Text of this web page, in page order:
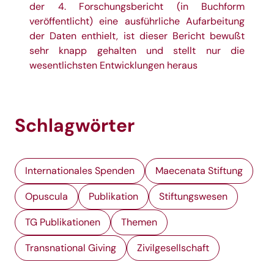
der 4. Forschungsbericht (in Buchform
veröffentlicht)eine ausführliche Aufarbeitung
der Datenenthielt, ist dieser Bericht bewußt
sehr knapp gehalten und stellt nur die
wesentlichsten Entwicklungen heraus
Schlagwörter
Internationales Spenden Maecenata Stiftung
Opuscula Publikation Stiftungswesen
TG Publikationen Themen
Transnational Giving Zivilgesellschaft